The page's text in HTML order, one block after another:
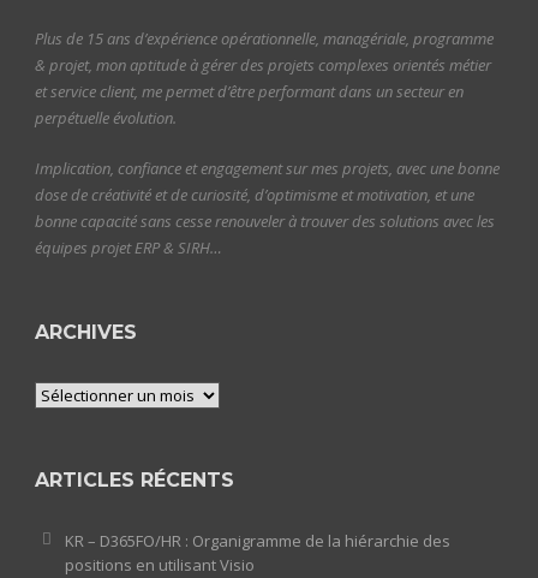
Plus de 15 ans d’expérience opérationnelle, managériale, programme
& projet, mon aptitude à gérer des projets complexes orientés métier
et service client, me permet d’être performant dans un secteur en
perpétuelle évolution.
Implication, confiance et engagement sur mes projets, avec une bonne
dose de créativité et de curiosité, d’optimisme et motivation, et une
bonne capacité sans cesse renouveler à trouver des solutions avec les
équipes projet ERP & SIRH…
ARCHIVES
Archives
ARTICLES RÉCENTS
KR – D365FO/HR : Organigramme de la hiérarchie des
positions en utilisant Visio